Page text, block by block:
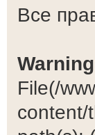
Все
Warning
File(/
content/